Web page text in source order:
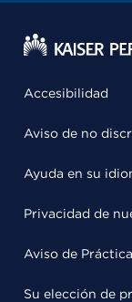
Accesibilidad
Aviso de no
Ayuda en su
Privacidad de
Aviso de
Su elección de